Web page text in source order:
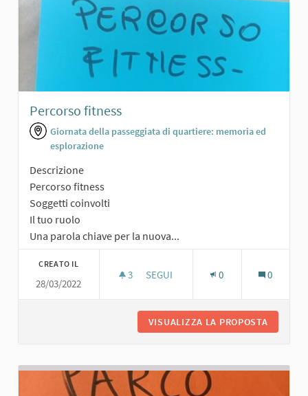
Percorso fitness
Giornata della passeggiata di quartiere: memoria ed
esplorazione
Descrizione
Percorso fitness
Soggetti coinvolti
Il tuo ruolo
Una parola chiave per la nuova...
CREATO IL
28/03/2022
3 3 SOSTENITORI
SEGUI 0 0
VISUALIZZA LA PROPOSTA